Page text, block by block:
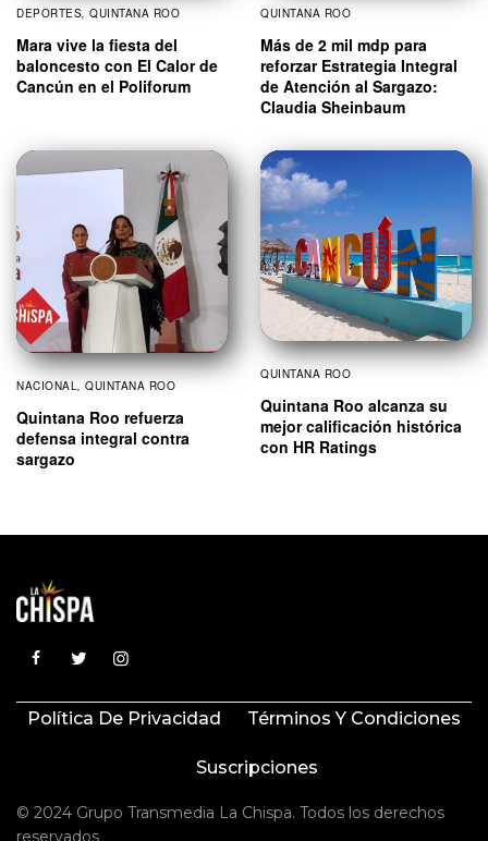
DEPORTES, QUINTANA ROO
Mara vive la fiesta del
baloncesto con El Calor de
Cancún en el Poliforum
QUINTANA ROO
Más de 2 mil mdp para
reforzar Estrategia Integral
de Atención al Sargazo:
Claudia Sheinbaum
NACIONAL, QUINTANA ROO
Quintana Roo refuerza
defensa integral contra
sargazo
QUINTANA ROO
Quintana Roo alcanza su
mejor calificación histórica
con HR Ratings
Política De Privacidad Términos Y Condiciones
Suscripciones
© 2024 Grupo Transmedia La Chispa. Todos los derechos
reservados